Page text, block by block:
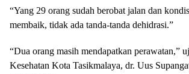
“Yang 29 orang sudah berobat jalan dan
membaik, tidak ada tanda-tanda dehidrasi.”
“Dua orang masih mendapatkan perawatan,”
Kesehatan Kota Tasikmalaya, dr. Uus